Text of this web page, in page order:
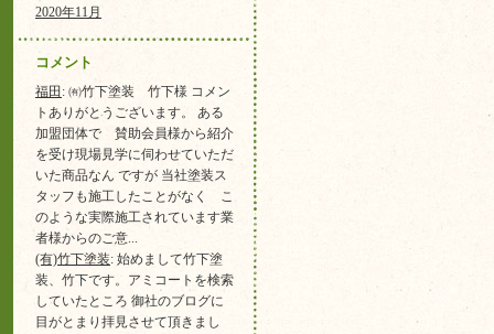
2020年11月
コメント
福田 : ㈲竹下塗装 竹下様 コメン
トありがとうございます。 ある
加盟団体で 賛助会員様から紹介
を受け現場見学に伺わせていただ
いた商品なん ですが 当社塗装ス
タッフも施工したことがなく こ
のような実際施工されています業
者様からのご意...
(有)竹下塗装: 始めまして竹下塗
装、竹下です。アミコートを検索
していたところ 御社のブログに
目がとまり拝見させて頂きまし